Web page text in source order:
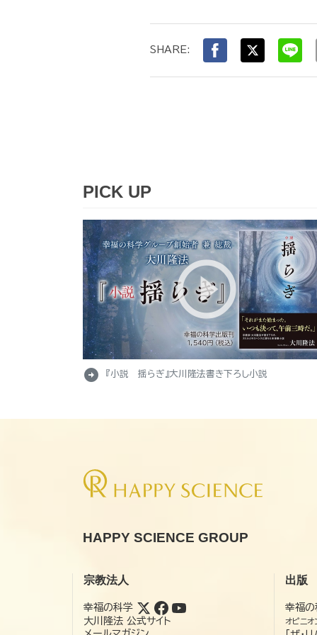
SHARE:
PICK UP
arrow_circle_right 『小説 揺らぎ』大川隆法書き下ろし小説
HAPPY SCIENCE GROUP
宗教法人
幸福の科学
大川隆法 公式サイト
出版
幸福の
オピニオ